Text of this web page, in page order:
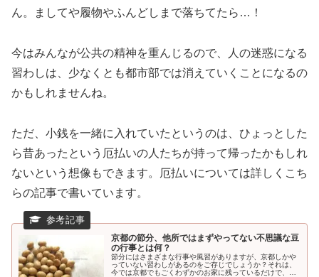
ん。ましてや履物やふんどしまで落ちてたら…！
今はみんなが公共の精神を重んじるので、人の迷惑になる
習わしは、少なくとも都市部では消えていくことになるの
かもしれませんね。
ただ、小銭を一緒に入れていたというのは、ひょっとした
ら昔あったという厄払いの人たちが持って帰ったかもしれ
ないという想像もできます。厄払いについては詳しくこち
らの記事で書いています。
京都の節分、他所ではまずやってない不思議な豆
の行事とは何？
節分にはさまざまな行事や風習がありますが、京都しかや
っていない習わしがあるのをご存じでしょうか？それは、
今では京都でもごくわずかのお家に残っているだけで、今